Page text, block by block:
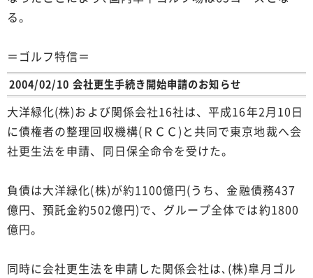
る。
＝ゴルフ特信＝
2004/02/10 会社更生手続き開始申請のお知らせ
大洋緑化(株)および関係会社16社は、平成16年2月10日
に債権者の整理回収機構(ＲＣＣ)と共同で東京地裁へ会
社更生法を申請、同日保全命令を受けた。
負債は大洋緑化(株)が約1100億円(うち、金融債務437
億円、預託金約502億円)で、グループ全体では約1800
億円。
同時に会社更生法を申請した関係会社は､(株)皐月ゴル